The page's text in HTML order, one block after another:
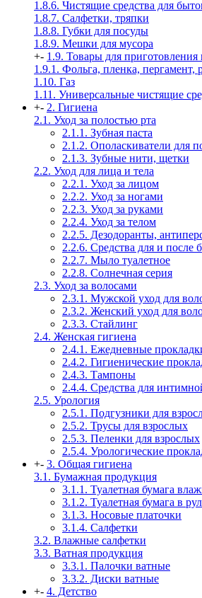
1.8.6. Чистящие средства для
1.8.7. Салфетки, тряпки
1.8.8. Губки для посуды
1.8.9. Мешки для мусора
+- 1.9. Товары для
1.9.1. Фольга, пленка, пергамент,
1.10. Газ
1.11. Универсальные чистящие
+- 2. Гигиена
2.1. Уход за полостью рта
2.1.1. Зубная паста
2.1.2. Ополаскиватели для
2.1.3. Зубные нити, щетки
2.2. Уход для лица и тела
2.2.1. Уход за лицом
2.2.2. Уход за ногами
2.2.3. Уход за руками
2.2.4. Уход за телом
2.2.5. Дезодоранты,
2.2.6. Средства для и после
2.2.7. Мыло туалетное
2.2.8. Солнечная серия
2.3. Уход за волосами
2.3.1. Мужской уход для
2.3.2. Женский уход для
2.3.3. Стайлинг
2.4. Женская гигиена
2.4.1. Ежедневные
2.4.2. Гигиенические
2.4.3. Тампоны
2.4.4. Средства для
2.5. Урология
2.5.1. Подгузники для
2.5.2. Трусы для взрослых
2.5.3. Пеленки для взрослых
2.5.4. Урологические
+- 3. Общая гигиена
3.1. Бумажная продукция
3.1.1. Туалетная бумага
3.1.2. Туалетная бумага в
3.1.3. Носовые платочки
3.1.4. Салфетки
3.2. Влажные салфетки
3.3. Ватная продукция
3.3.1. Палочки ватные
3.3.2. Диски ватные
+- 4. Детство